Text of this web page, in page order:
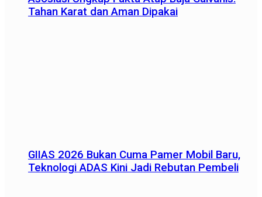
Tahan Karat dan Aman Dipakai
GIIAS 2026 Bukan Cuma Pamer Mobil Baru,
Teknologi ADAS Kini Jadi Rebutan Pembeli